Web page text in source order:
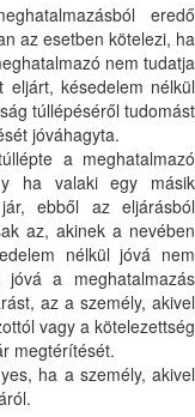
eredő
az esetben kötelezi, ha
nem tudatja
eljárt, késedelem nélkül
túllépéséről tudomást
jóváhagyta.
a meghatalmazó
ha valaki egy másik
ebből az eljárásból
az, akinek a nevében
nélkül jóvá nem
a meghatalmazás
az a személy, akivel
vagy a kötelezettség
megtérítését.
ha a személy, akivel